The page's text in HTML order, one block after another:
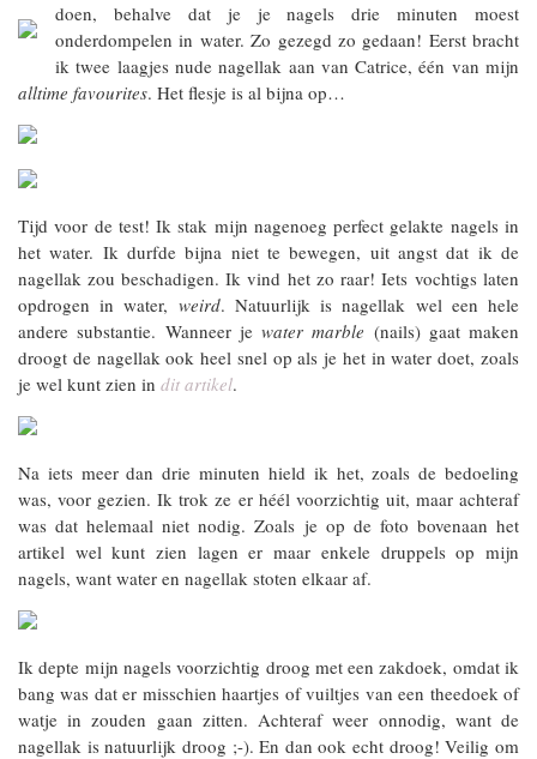
doen, behalve dat je je nagels drie minuten moest
onderdompelen in water. Zo gezegd zo gedaan! Eerst bracht
ik twee laagjes nude nagellak aan van Catrice, één van mijn
alltime favourites. Het flesje is al bijna op…
Tijd voor de test! Ik stak mijn nagenoeg perfect gelakte nagels in
het water. Ik durfde bijna niet te bewegen, uit angst dat ik de
nagellak zou beschadigen. Ik vind het zo raar! Iets vochtigs laten
opdrogen in water, weird. Natuurlijk is nagellak wel een hele
andere substantie. Wanneer je water marble (nails) gaat maken
droogt de nagellak ook heel snel op als je het in water doet, zoals
je wel kunt zien in dit artikel.
Na iets meer dan drie minuten hield ik het, zoals de bedoeling
was, voor gezien. Ik trok ze er héél voorzichtig uit, maar achteraf
was dat helemaal niet nodig. Zoals je op de foto bovenaan het
artikel wel kunt zien lagen er maar enkele druppels op mijn
nagels, want water en nagellak stoten elkaar af.
Ik depte mijn nagels voorzichtig droog met een zakdoek, omdat ik
bang was dat er misschien haartjes of vuiltjes van een theedoek of
watje in zouden gaan zitten. Achteraf weer onnodig, want de
nagellak is natuurlijk droog ;-). En dan ook echt droog! Veilig om